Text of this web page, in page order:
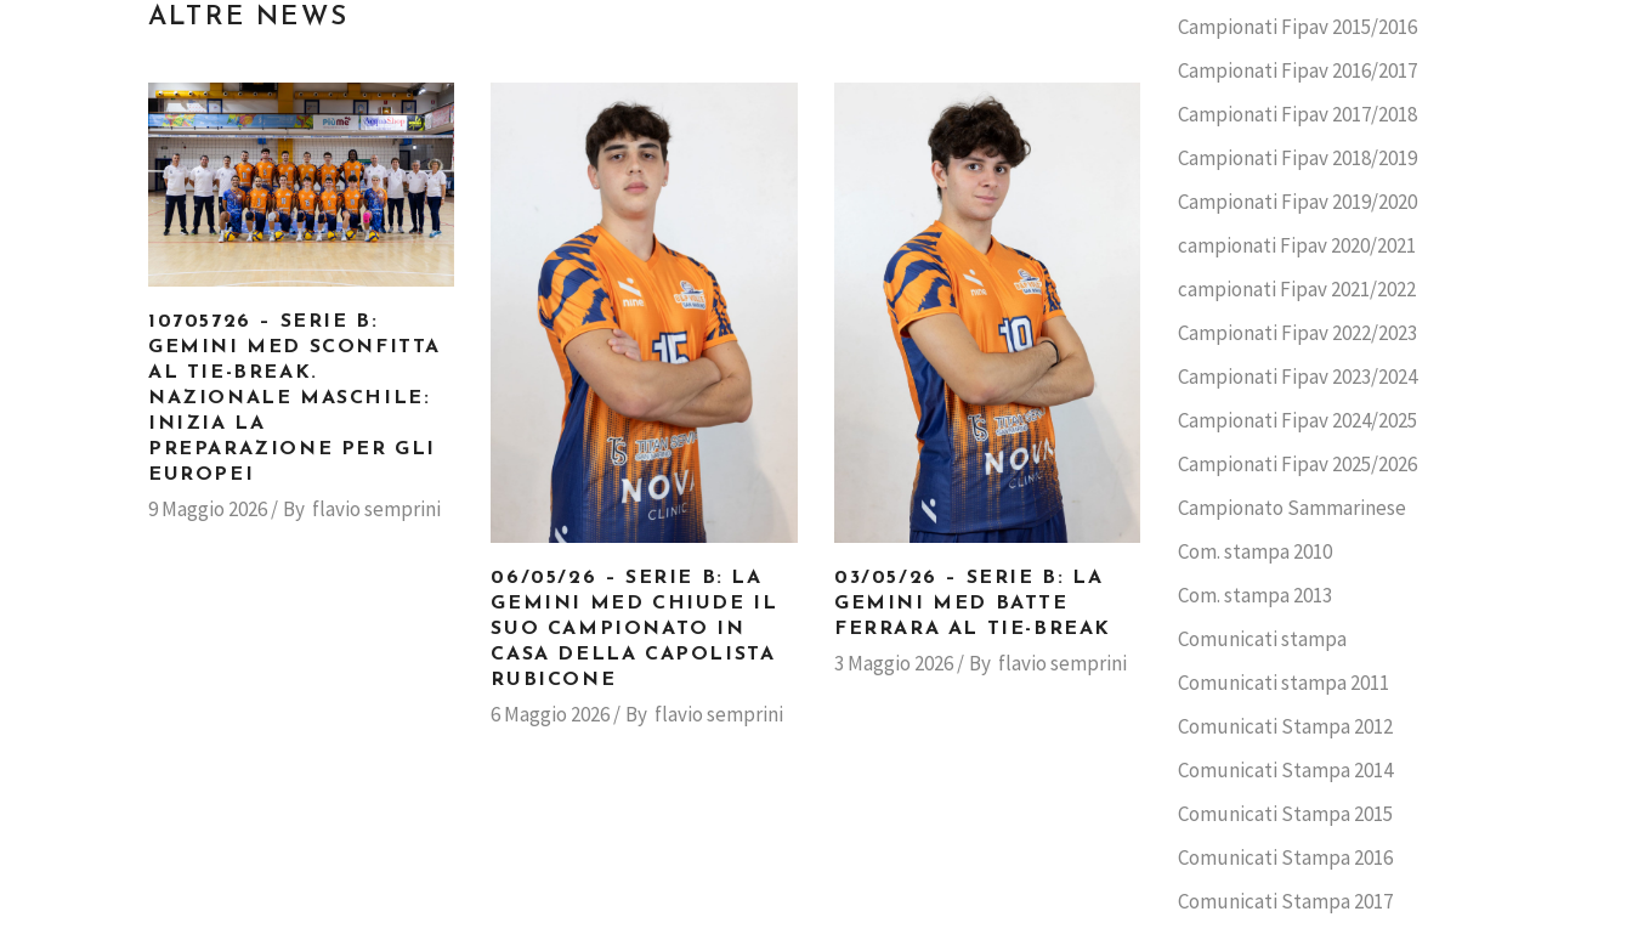
ALTRE NEWS
10705726 – SERIE B:
GEMINI MED SCONFITTA
AL TIE-BREAK.
NAZIONALE MASCHILE:
INIZIA LA
PREPARAZIONE PER GLI
EUROPEI
9 Maggio 2026 By flavio semprini
06/05/26 – SERIE B: LA
GEMINI MED CHIUDE IL
SUO CAMPIONATO IN
CASA DELLA CAPOLISTA
RUBICONE
6 Maggio 2026 By flavio semprini
03/05/26 – SERIE B: LA
GEMINI MED BATTE
FERRARA AL TIE-BREAK
3 Maggio 2026 By flavio semprini
Campionati Fipav 2015/2016
Campionati Fipav 2016/2017
Campionati Fipav 2017/2018
Campionati Fipav 2018/2019
Campionati Fipav 2019/2020
campionati Fipav 2020/2021
campionati Fipav 2021/2022
Campionati Fipav 2022/2023
Campionati Fipav 2023/2024
Campionati Fipav 2024/2025
Campionati Fipav 2025/2026
Campionato Sammarinese
Com. stampa 2010
Com. stampa 2013
Comunicati stampa
Comunicati stampa 2011
Comunicati Stampa 2012
Comunicati Stampa 2014
Comunicati Stampa 2015
Comunicati Stampa 2016
Comunicati Stampa 2017